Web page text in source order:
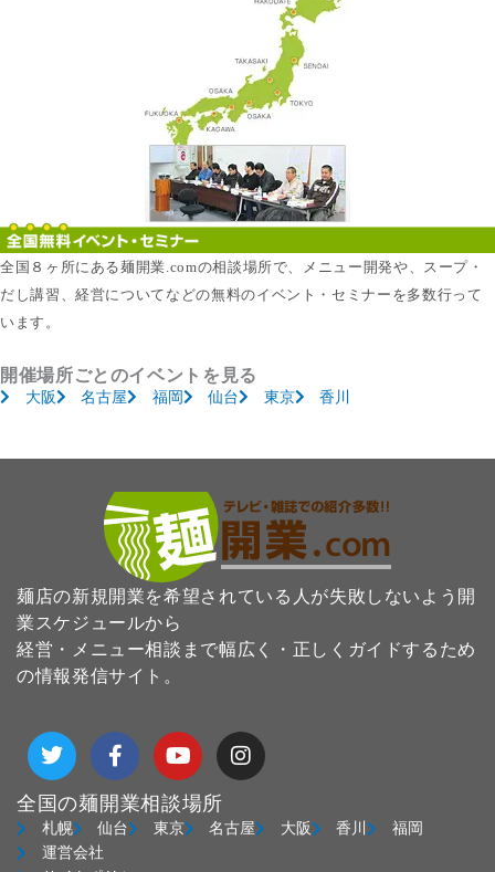
全国８ヶ所にある麺開業.comの相談場所で、メニュー開発や、スープ・
だし講習、経営についてなどの無料のイベント・セミナーを多数行って
います。
開催場所ごとのイベントを見る
大阪 名古屋 福岡 仙台 東京 香川
麺店の新規開業を希望されている人が失敗しないよう開
業スケジュールから
経営・メニュー相談まで幅広く・正しくガイドするため
の情報発信サイト。
T
w
i
t
t
e
r
F
a
c
e
b
o
Y
o
u
t
u
b
I
n
s
a
g
全国の麺開業相談場所
札幌 仙台 東京 名古屋 大阪 香川
福岡
運営会社